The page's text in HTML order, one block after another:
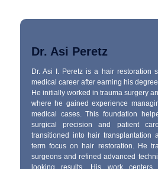
Dr. Asi Peretz
Dr. Asi I. Peretz is a hair restoration
medical career after earning his
He initially worked in trauma surgery
where he gained experience
medical cases. This foundation
surgical precision and patient
transitioned into hair transplantation
term focus on hair restoration. He
surgeons and refined advanced
looking results. His work centers